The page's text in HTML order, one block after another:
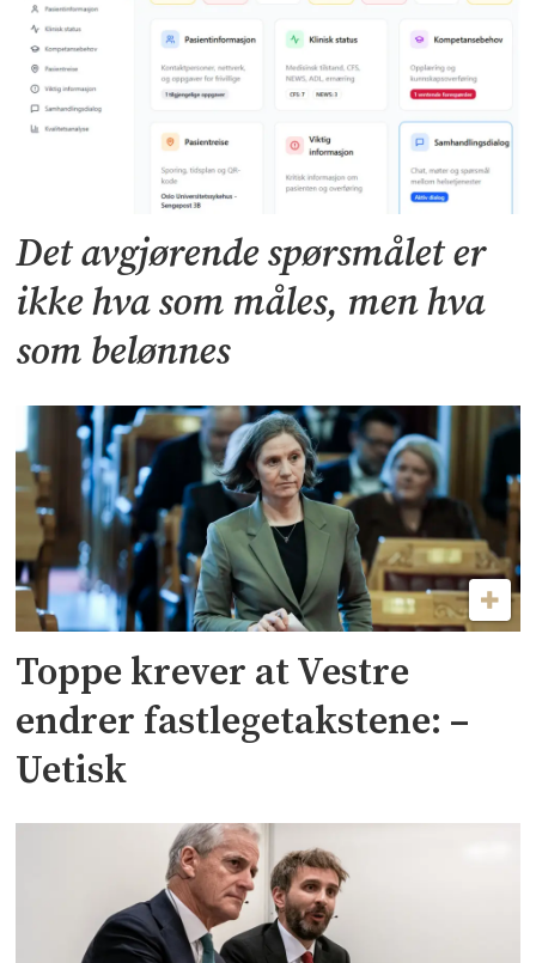
Det avgjørende spørsmålet er
ikke hva som måles, men hva
som belønnes
Toppe krever at Vestre
endrer fastlegetakstene: –
Uetisk